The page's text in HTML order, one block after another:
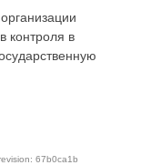
контроля в
67b0ca1b